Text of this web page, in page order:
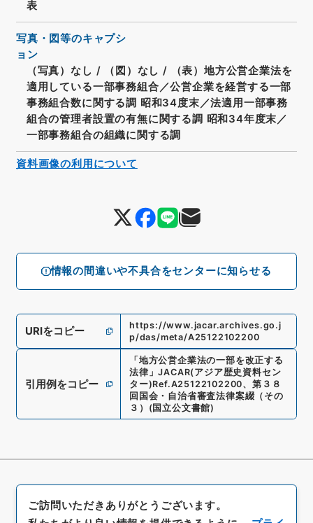
情報の間違いや不具合をセンターに知らせる
表
写真・図等のキャプシ
ョン
（写真）なし / （図）なし /
（表）地方公営企業法を
適用している一部事務組合／公営企業を経営する一部
事務組合数に関する調 昭和34度末／法適用一部事務
組合の管理者設置の有無に関する調 昭和34年度末／
一部事務組合の組織に関する調
URIをコピー
https://www.jacar.archives.go.j
p/das/meta/A25122102200
引用例をコピー
「 地方公営企業法の一部を改正する
法律 」JACAR(アジア歴史資料セン
ター)Ref.A25122102200、第３８
回国会・自治省審査法律案綴（その
３） (国立公文書館)
資料画像の利用について
ご訪問いただきありがとうございます。